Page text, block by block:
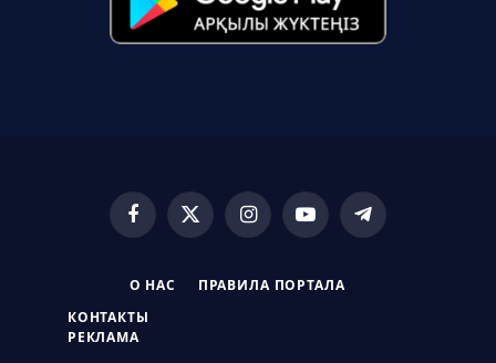
Facebook
X
InstagramYouTubeTelegram
О НАС ПРАВИЛА ПОРТАЛА
КОНТАКТЫ
РЕКЛАМА